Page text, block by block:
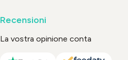
Recensioni
La vostra opinione conta